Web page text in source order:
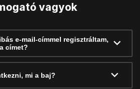
vagyok
e-mail-címmel regisztráltam,
címet?
mi a baj?